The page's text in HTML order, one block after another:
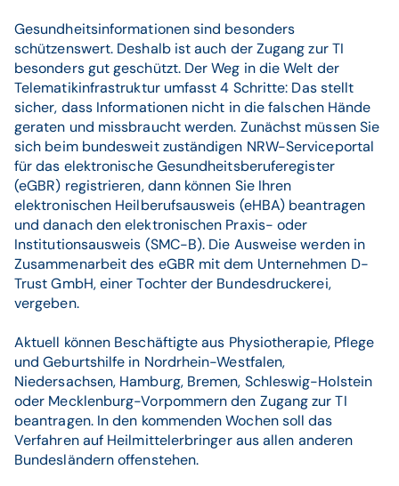
Gesundheitsinformationen sind besonders
schützenswert. Deshalb ist auch der Zugang zur TI
besonders gut geschützt. Der Weg in die Welt der
Telematikinfrastruktur umfasst 4 Schritte: Das stellt
sicher, dass Informationen nicht in die falschen Hände
geraten und missbraucht werden. Zunächst müssen Sie
sich beim bundesweit zuständigen NRW-Serviceportal
für das elektronische Gesundheitsberuferegister
(eGBR) registrieren, dann können Sie Ihren
elektronischen Heilberufsausweis (eHBA) beantragen
und danach den elektronischen Praxis- oder
Institutionsausweis (SMC-B). Die Ausweise werden in
Zusammenarbeit des eGBR mit dem Unternehmen D-
Trust GmbH, einer Tochter der Bundesdruckerei,
vergeben.
Aktuell können Beschäftigte aus Physiotherapie, Pflege
und Geburtshilfe in Nordrhein-Westfalen,
Niedersachsen, Hamburg, Bremen, Schleswig-Holstein
oder Mecklenburg-Vorpommern den Zugang zur TI
beantragen. In den kommenden Wochen soll das
Verfahren auf Heilmittelerbringer aus allen anderen
Bundesländern offenstehen.